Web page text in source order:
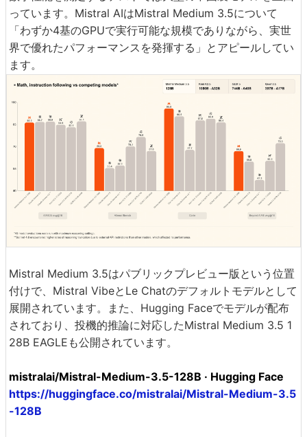
っています。Mistral AIはMistral Medium 3.5について
「わずか4基のGPUで実行可能な規模でありながら、実世
界で優れたパフォーマンスを発揮する」とアピールしてい
ます。
Mistral Medium 3.5はパブリックプレビュー版という位置
付けで、Mistral VibeとLe Chatのデフォルトモデルとして
展開されています。また、Hugging Faceでモデルが配布
されており、投機的推論に対応したMistral Medium 3.5 1
28B EAGLEも公開されています。
mistralai/Mistral-Medium-3.5-128B · Hugging Face
https://huggingface.co/mistralai/Mistral-Medium-3.5
-128B